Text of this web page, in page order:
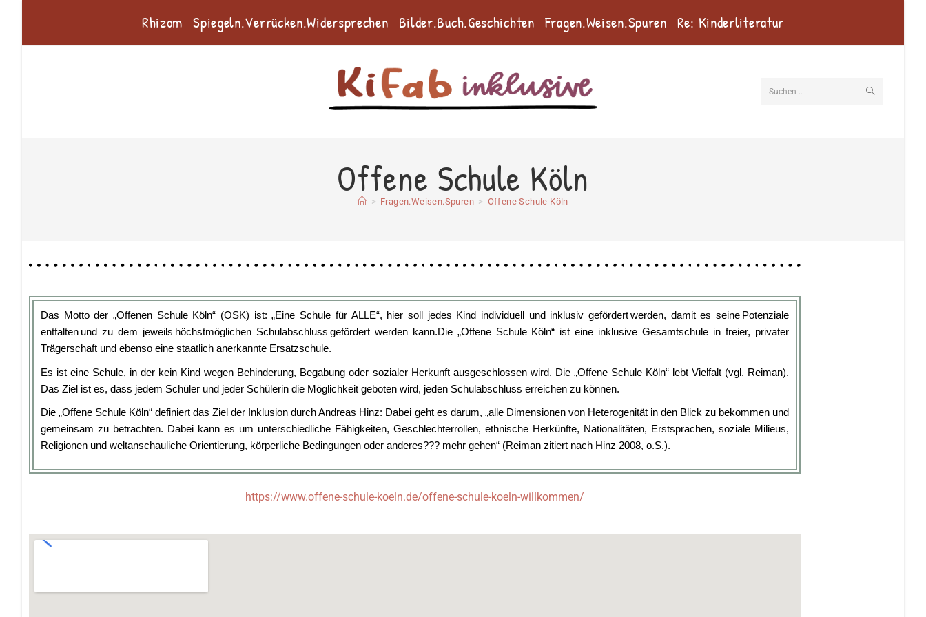
Rhizom Spiegeln.Verrücken.Widersprechen Bilder.Buch.Geschichten Fragen.Weisen.Spuren Re: Kinderliteratur
Suchen …
Offene Schule Köln
> Fragen.Weisen.Spuren > Offene Schule Köln
Das Motto der „Offenen Schule Köln“ (OSK) ist: „Eine Schule für ALLE“, hier soll jedes Kind individuell und inklusiv gefördert werden, damit es seine Potenziale
entfalten und zu dem jeweils höchstmöglichen Schulabschluss gefördert werden kann.Die „Offene Schule Köln“ ist eine inklusive Gesamtschule in freier, privater
Trägerschaft und ebenso eine staatlich anerkannte Ersatzschule.
Es ist eine Schule, in der kein Kind wegen Behinderung, Begabung oder sozialer Herkunft ausgeschlossen wird. Die „Offene Schule Köln“ lebt Vielfalt (vgl. Reiman).
Das Ziel ist es, dass jedem Schüler und jeder Schülerin die Möglichkeit geboten wird, jeden Schulabschluss erreichen zu können.
Die „Offene Schule Köln“ definiert das Ziel der Inklusion durch Andreas Hinz: Dabei geht es darum, „alle Dimensionen von Heterogenität in den Blick zu bekommen und
gemeinsam zu betrachten. Dabei kann es um unterschiedliche Fähigkeiten, Geschlechterrollen, ethnische Herkünfte, Nationalitäten, Erstsprachen, soziale Milieus,
Religionen und weltanschauliche Orientierung, körperliche Bedingungen oder anderes??? mehr gehen“ (Reiman zitiert nach Hinz 2008, o.S.).
https://www.offene-schule-koeln.de/offene-schule-koeln-willkommen/